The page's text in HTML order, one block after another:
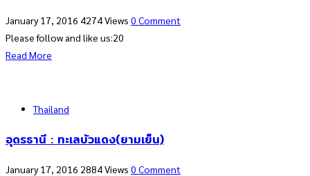
January 17, 2016 4274 Views 0 Comment
Please follow and like us:20
Read More
Thailand
อุดรธานี : ทะเลบัวแดง(ยามเย็น)
January 17, 2016 2884 Views 0 Comment